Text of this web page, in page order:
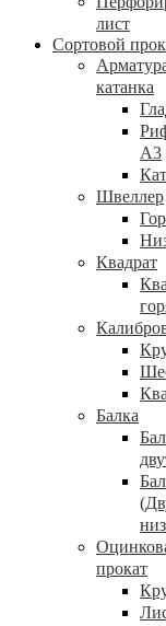
лист
Сортовой
катанка
А3
Швеллер
Квадрат
Балка
прокат